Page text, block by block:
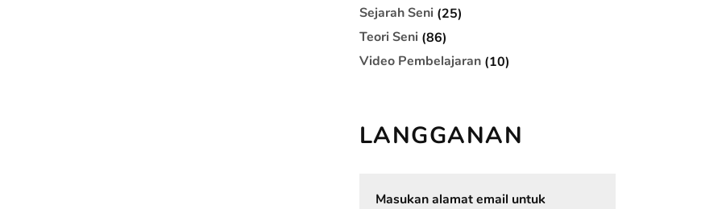
Sejarah Seni (25)
Teori Seni (86)
Video Pembelajaran (10)
LANGGANAN
Masukan alamat email untuk